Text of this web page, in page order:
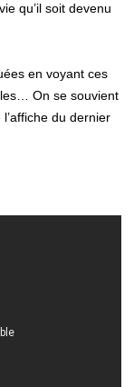
qu’il soit devenu
en voyant ces
On se souvient
du dernier